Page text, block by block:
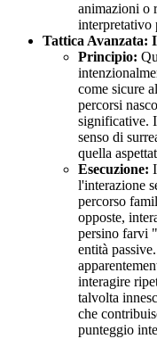
animazioni o
interpretativo
Tattica Avanzata:
Principio:
come sicure
percorsi
significative.
senso di
quella
Esecuzione:
l'interazione
percorso
opposte,
persino farvi
entità
interagire
talvolta
che
punteggio